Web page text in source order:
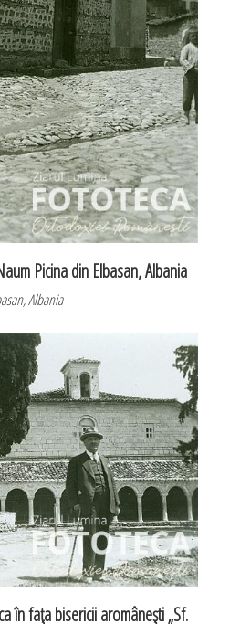
Picina din Elbasan, Albania
Albania
în faţa bisericii aromâneşti „Sf.